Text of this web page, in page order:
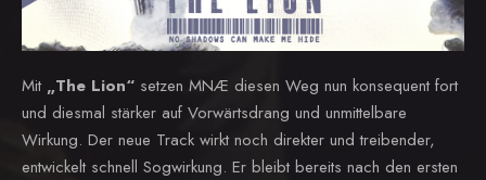
Mit „The Lion“ setzen MNÆ diesen Weg nun konsequent fort
und diesmal stärker auf Vorwärtsdrang und unmittelbare
Wirkung. Der neue Track wirkt noch direkter und treibender,
entwickelt schnell Sogwirkung. Er bleibt bereits nach den ersten